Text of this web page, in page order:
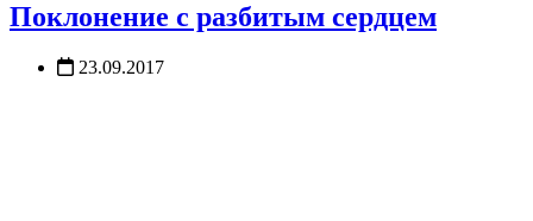
Поклонение с разбитым сердцем
23.09.2017